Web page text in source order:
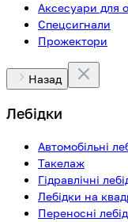
Аксесуари для
Спецсигнали
Прожектори
Назад
Лебідки
Автомобільні
Такелаж
Гідравлічні
Лебідки на
Переносні